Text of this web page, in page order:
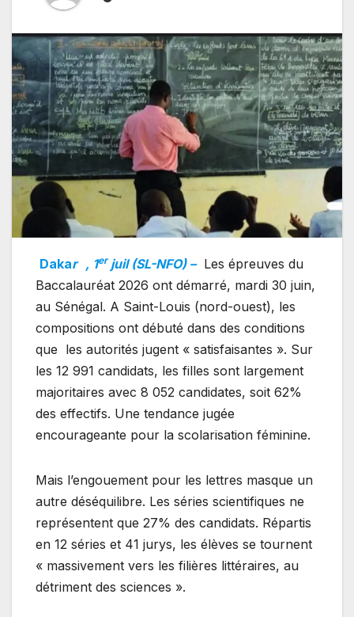
Dakar , 1erjuil (SL-NFO) – Les épreuves du
Baccalauréat 2026 ont démarré, mardi 30 juin,
au Sénégal. A Saint-Louis (nord-ouest), les
compositions ont débuté dans des conditions
que les autorités jugent « satisfaisantes ». Sur
les 12 991 candidats, les filles sont largement
majoritaires avec 8 052 candidates, soit 62%
des effectifs. Une tendance jugée
encourageante pour la scolarisation féminine.
Mais l’engouement pour les lettres masque un
autre déséquilibre. Les séries scientifiques ne
représentent que 27% des candidats. Répartis
en 12 séries et 41 jurys, les élèves se tournent
« massivement vers les filières littéraires, au
détriment des sciences ».